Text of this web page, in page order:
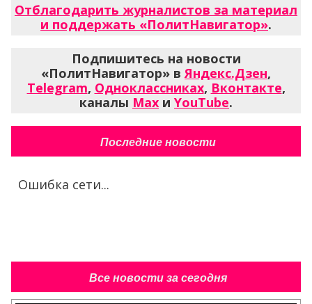
Отблагодарить журналистов за материал
и поддержать «ПолитНавигатор».
Подпишитесь на новости
«ПолитНавигатор» в Яндекс.Дзен,
Telegram, Одноклассниках, Вконтакте,
каналы Max и YouTube.
Последние новости
Ошибка сети...
Все новости за сегодня